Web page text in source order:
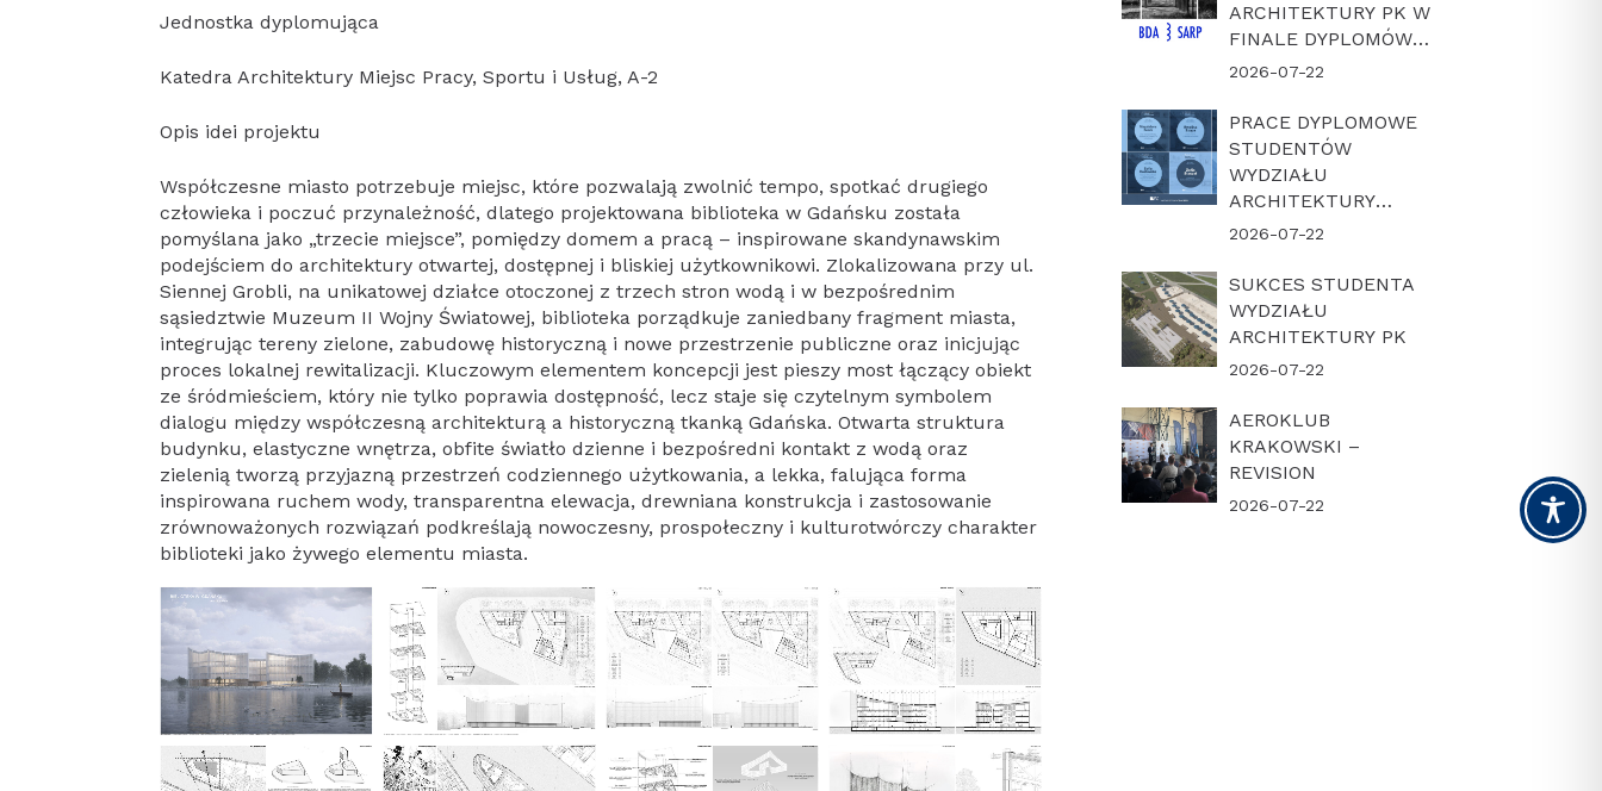
Jednostka dyplomująca
Katedra Architektury Miejsc Pracy, Sportu i Usług, A-2
Opis idei projektu
Współczesne miasto potrzebuje miejsc, które pozwalają zwolnić tempo, spotkać drugiego
człowieka i poczuć przynależność, dlatego projektowana biblioteka w Gdańsku została
pomyślana jako „trzecie miejsce”, pomiędzy domem a pracą – inspirowane skandynawskim
podejściem do architektury otwartej, dostępnej i bliskiej użytkownikowi. Zlokalizowana przy ul.
Siennej Grobli, na unikatowej działce otoczonej z trzech stron wodą i w bezpośrednim
sąsiedztwie Muzeum II Wojny Światowej, biblioteka porządkuje zaniedbany fragment miasta,
integrując tereny zielone, zabudowę historyczną i nowe przestrzenie publiczne oraz inicjując
proces lokalnej rewitalizacji. Kluczowym elementem koncepcji jest pieszy most łączący obiekt
ze śródmieściem, który nie tylko poprawia dostępność, lecz staje się czytelnym symbolem
dialogu między współczesną architekturą a historyczną tkanką Gdańska. Otwarta struktura
budynku, elastyczne wnętrza, obfite światło dzienne i bezpośredni kontakt z wodą oraz
zielenią tworzą przyjazną przestrzeń codziennego użytkowania, a lekka, falująca forma
inspirowana ruchem wody, transparentna elewacja, drewniana konstrukcja i zastosowanie
zrównoważonych rozwiązań podkreślają nowoczesny, prospołeczny i kulturotwórczy charakter
biblioteki jako żywego elementu miasta.
ARCHITEKTURY PK W
FINALE DYPLOMÓW
ROKU BDA-SARP 2026
2026-07-22
PRACE DYPLOMOWE
STUDENTÓW
WYDZIAŁU
ARCHITEKTURY
POLITECHNIKI
FINALE KONKURSU
„DYPLOM Z
ARCHICADEM 2026”
2026-07-22
SUKCES STUDENTA
WYDZIAŁU
ARCHITEKTURY PK
2026-07-22
AEROKLUB
KRAKOWSKI –
REVISION
2026-07-22